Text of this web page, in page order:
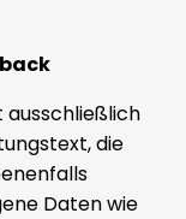
die
Daten wie